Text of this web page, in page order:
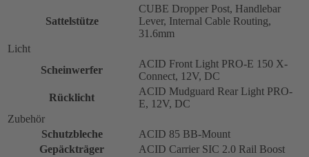
Sattelstütze
CUBE Dropper Post, Handlebar
Lever, Internal Cable Routing,
31.6mm
Licht
Scheinwerfer
ACID Front Light PRO-E 150 X-
Connect, 12V, DC
Rücklicht
ACID Mudguard Rear Light PRO-
E, 12V, DC
Zubehör
Schutzbleche
ACID 85 BB-Mount
Gepäckträger
ACID Carrier SIC 2.0 Rail Boost